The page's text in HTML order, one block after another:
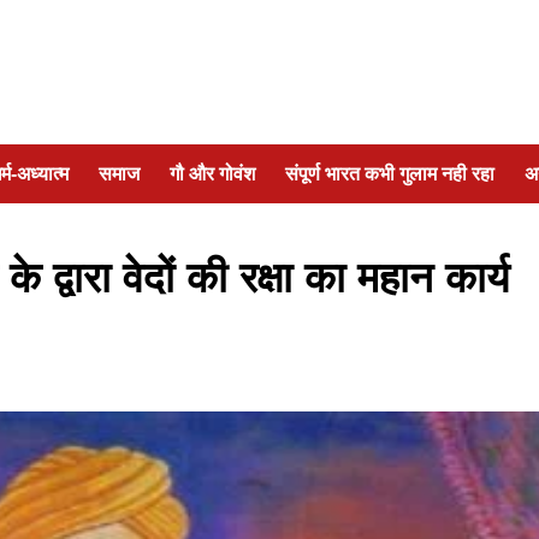
अध्यात्म समाज गौ और गोवंश संपूर्ण भारत कभी गुलाम नही रहा
वेदों की रक्षा का महान कार्य